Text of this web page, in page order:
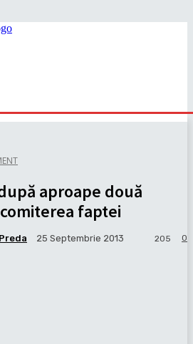
aproape două
faptei
25 Septembrie 2013 0
205